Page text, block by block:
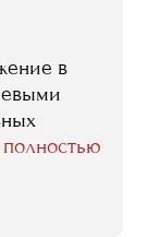
в
полностью